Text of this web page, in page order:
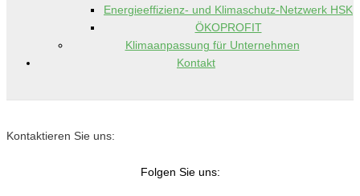
Energieeffizienz- und Klimaschutz-Netzwerk HSK
ÖKOPROFIT
Klimaanpassung für Unternehmen
Kontakt
Kontaktieren Sie uns:
Folgen Sie uns: